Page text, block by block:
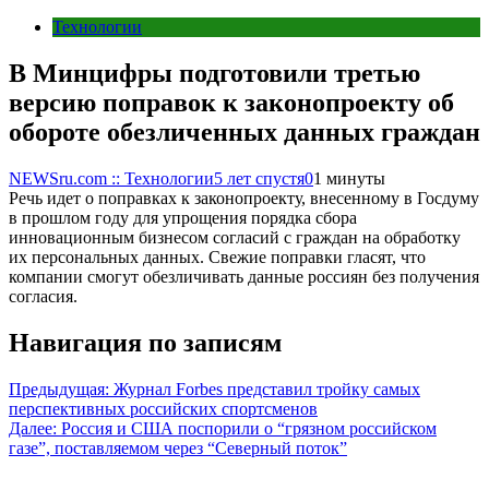
Технологии
В Минцифры подготовили третью
версию поправок к законопроекту об
обороте обезличенных данных граждан
NEWSru.com :: Технологии5 лет спустя01 минуты
Речь идет о поправках к законопроекту, внесенному в Госдуму
в прошлом году для упрощения порядка сбора
инновационным бизнесом согласий с граждан на обработку
их персональных данных. Свежие поправки гласят, что
компании смогут обезличивать данные россиян без получения
согласия.
Навигация по записям
Предыдущая: Журнал Forbes представил тройку самых
перспективных российских спортсменов
Далее: Россия и США поспорили о “грязном российском
газе”, поставляемом через “Северный поток”